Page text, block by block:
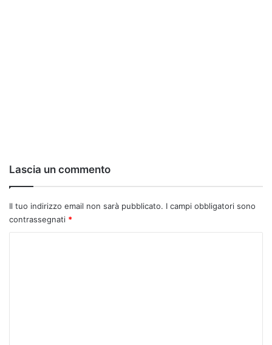
Lascia un commento
Il tuo indirizzo email non sarà pubblicato. I campi obbligatori sono
contrassegnati *